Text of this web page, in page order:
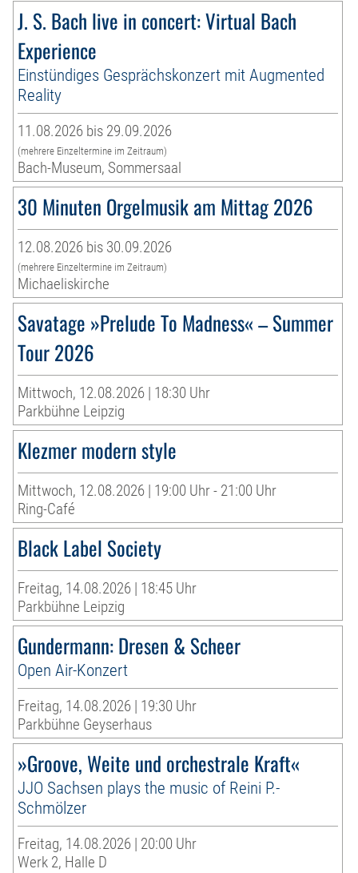
J. S. Bach live in concert: Virtual Bach
Experience
Einstündiges Gesprächskonzert mit Augmented
Reality
11.08.2026 bis 29.09.2026
(mehrere Einzeltermine im Zeitraum)
Bach-Museum, Sommersaal
30 Minuten Orgelmusik am Mittag 2026
12.08.2026 bis 30.09.2026
(mehrere Einzeltermine im Zeitraum)
Michaeliskirche
Savatage »Prelude To Madness« – Summer
Tour 2026
Mittwoch, 12.08.2026 | 18:30 Uhr
Parkbühne Leipzig
Klezmer modern style
Mittwoch, 12.08.2026 | 19:00 Uhr - 21:00 Uhr
Ring-Café
Black Label Society
Freitag, 14.08.2026 | 18:45 Uhr
Parkbühne Leipzig
Gundermann: Dresen & Scheer
Open Air-Konzert
Freitag, 14.08.2026 | 19:30 Uhr
Parkbühne Geyserhaus
»Groove, Weite und orchestrale Kraft«
JJO Sachsen plays the music of Reini P.-
Schmölzer
Freitag, 14.08.2026 | 20:00 Uhr
Werk 2, Halle D